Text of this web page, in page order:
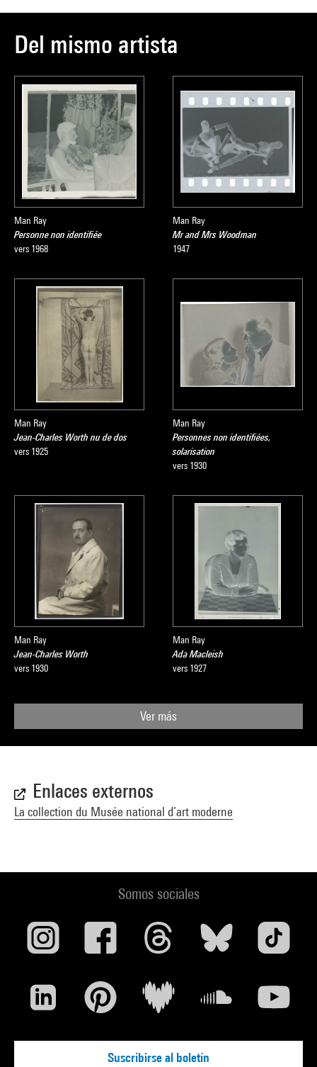
Del mismo artista
Man Ray
Personne non identifiée
vers 1968
Man Ray
Mr and Mrs Woodman
1947
Man Ray
Jean-Charles Worth nu de dos
vers 1925
Man Ray
Personnes non identifiées,
solarisation
vers 1930
Man Ray
Jean-Charles Worth
vers 1930
Man Ray
Ada Macleish
vers 1927
Ver más
Enlaces externos
La collection du Musée national d’art moderne
Somos sociales
Suscribirse al boletín